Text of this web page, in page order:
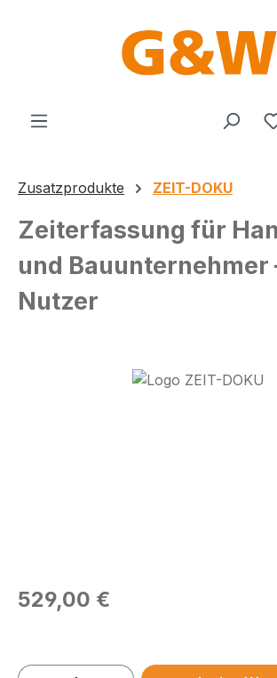
Zusatzprodukte ZEIT-DOKU
Zeiterfassung für
und Bauunternehmer
Nutzer
Bildergalerie überspringen
Regulärer Preis:
529,00 €